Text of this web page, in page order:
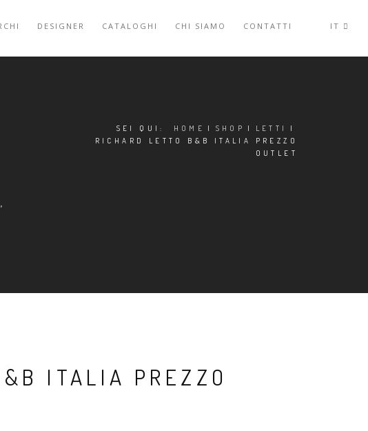
IT
DESIGNER CATALOGHI CHI SIAMO CONTATTI
SEI QUI: HOME | SHOP | LETTI
|
RICHARD LETTO B&B ITALIA PREZZO
OUTLET
ITALIA PREZZO